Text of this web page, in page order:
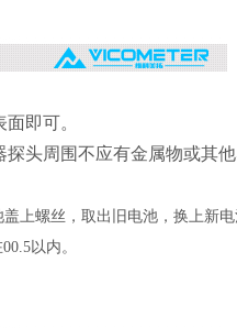
面即可。
头周围不应有金属物或其
上螺丝，取出旧电池，换上新
以内。